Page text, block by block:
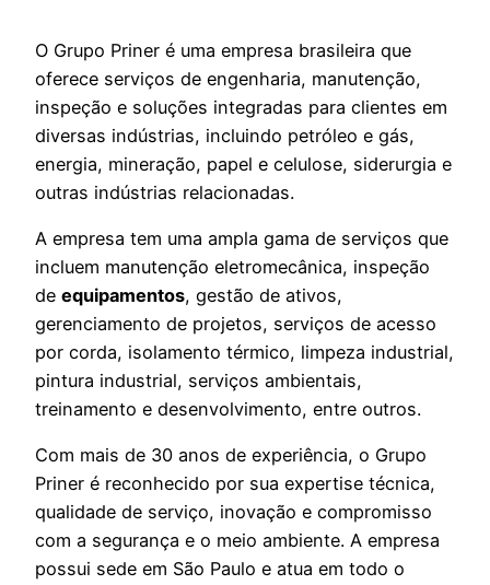
O Grupo Priner é uma empresa brasileira que
oferece serviços de engenharia, manutenção,
inspeção e soluções integradas para clientes em
diversas indústrias, incluindo petróleo e gás,
energia, mineração, papel e celulose, siderurgia e
outras indústrias relacionadas.
A empresa tem uma ampla gama de serviços que
incluem manutenção eletromecânica, inspeção
de equipamentos, gestão de ativos,
gerenciamento de projetos, serviços de acesso
por corda, isolamento térmico, limpeza industrial,
pintura industrial, serviços ambientais,
treinamento e desenvolvimento, entre outros.
Com mais de 30 anos de experiência, o Grupo
Priner é reconhecido por sua expertise técnica,
qualidade de serviço, inovação e compromisso
com a segurança e o meio ambiente. A empresa
possui sede em São Paulo e atua em todo o